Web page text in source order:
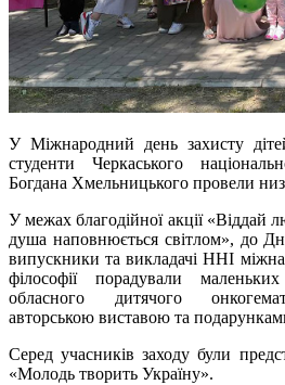
У Міжнародний день захисту
студенти Черкаського
Богдана Хмельницького провели
У межах благодійної акції «Віддай
душа наповнюється світлом», до
випускники та викладачі ННІ
філософії порадували
обласного дитячого
авторською виставою та
Серед учасників заходу були
«Молодь творить Україну».